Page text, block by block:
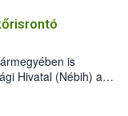
is
Hivatal (Nébih) a
jelenlétét. A
de már fertőzött